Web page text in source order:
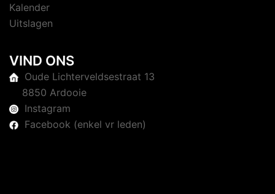
Kalender
Uitslagen
VIND ONS
Oude Lichterveldsestraat 13
8850 Ardooie
Instagram
Facebook (enkel vr leden)